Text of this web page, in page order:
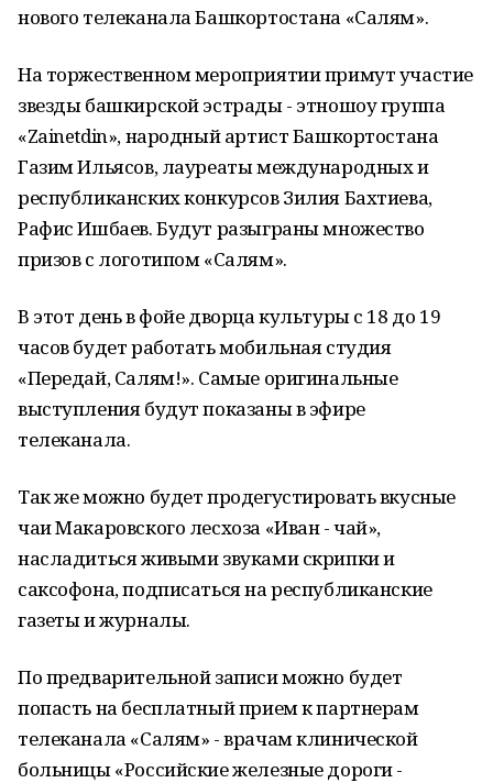
нового телеканала Башкортостана «Салям».
На торжественном мероприятии примут участие
звезды башкирской эстрады - этношоу группа
«Zainetdin», народный артист Башкортостана
Газим Ильясов, лауреаты международных и
республиканских конкурсов Зилия Бахтиева,
Рафис Ишбаев. Будут разыграны множество
призов с логотипом «Салям».
В этот день в фойе дворца культуры с 18 до 19
часов будет работать мобильная студия
«Передай, Салям!». Самые оригинальные
выступления будут показаны в эфире
телеканала.
Так же можно будет продегустировать вкусные
чаи Макаровского лесхоза «Иван - чай»,
насладиться живыми звуками скрипки и
саксофона, подписаться на республиканские
газеты и журналы.
По предварительной записи можно будет
попасть на бесплатный прием к партнерам
телеканала «Салям» - врачам клинической
больницы «Российские железные дороги -